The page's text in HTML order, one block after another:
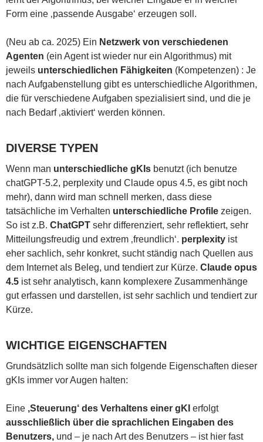
Form eine ‚passende Ausgabe‘ erzeugen soll.
(Neu ab ca. 2025) Ein Netzwerk von verschiedenen
Agenten (ein Agent ist wieder nur ein Algorithmus) mit
jeweils unterschiedlichen Fähigkeiten (Kompetenzen) : Je
nach Aufgabenstellung gibt es unterschiedliche Algorithmen,
die für verschiedene Aufgaben spezialisiert sind, und die je
nach Bedarf ‚aktiviert‘ werden können.
DIVERSE TYPEN
Wenn man unterschiedliche gKIs benutzt (ich benutze
chatGPT-5.2, perplexity und Claude opus 4.5, es gibt noch
mehr), dann wird man schnell merken, dass diese
tatsächliche im Verhalten unterschiedliche Profile zeigen.
So ist z.B. ChatGPT sehr differenziert, sehr reflektiert, sehr
Mitteilungsfreudig und extrem ‚freundlich‘. perplexity ist
eher sachlich, sehr konkret, sucht ständig nach Quellen aus
dem Internet als Beleg, und tendiert zur Kürze. Claude opus
4.5 ist sehr analytisch, kann komplexere Zusammenhänge
gut erfassen und darstellen, ist sehr sachlich und tendiert zur
Kürze.
WICHTIGE EIGENSCHAFTEN
Grundsätzlich sollte man sich folgende Eigenschaften dieser
gKIs immer vor Augen halten:
Eine ‚Steuerung‘ des Verhaltens einer gKI erfolgt
ausschließlich über die sprachlichen Eingaben des
Benutzers, und – je nach Art des Benutzers – ist hier fast